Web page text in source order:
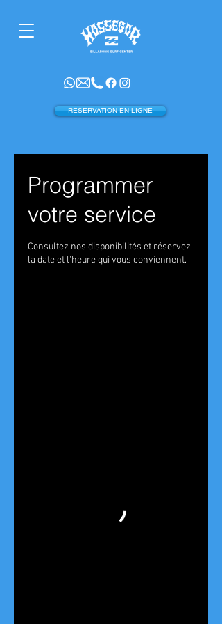
RÉSERVATION EN LIGNE
Programmer
votre service
Consultez nos disponibilités et réservez
la date et l'heure qui vous conviennent.